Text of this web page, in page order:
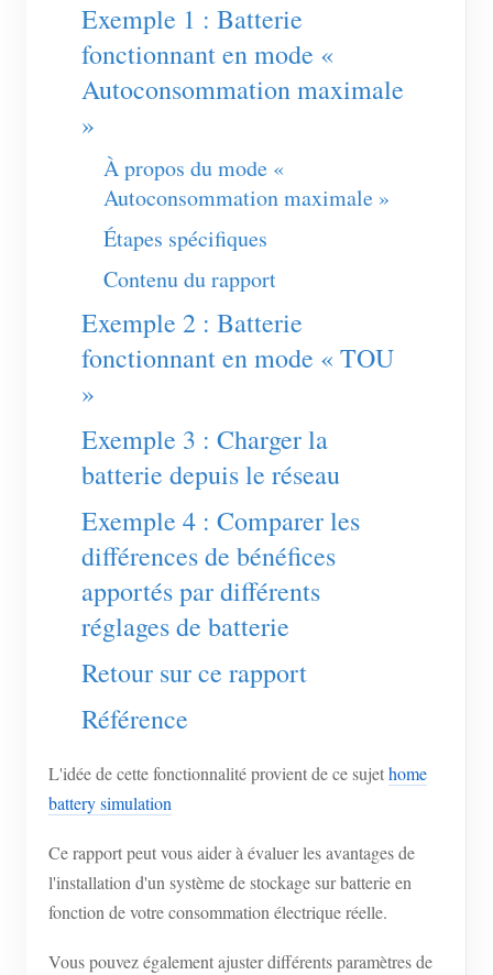
Applications
Moniteur d’énergie pour système solaire PV
Système de contrôle du chauffage PV
Domotique
Surveillance énergétique d’usine
Boutique
Démarrage rapide du produit
Documentation
Vidéo tutorielle
Actualités
Communauté
Forum
Explorer le site
Classement PV
Solutions
Contact
À propos de nous
Exemple 1 : Batterie
fonctionnant en mode «
Autoconsommation maximale
»
À propos du mode «
Autoconsommation maximale »
Étapes spécifiques
Contenu du rapport
Exemple 2 : Batterie
fonctionnant en mode « TOU
»
Exemple 3 : Charger la
batterie depuis le réseau
Exemple 4 : Comparer les
différences de bénéfices
apportés par différents
réglages de batterie
Retour sur ce rapport
Référence
L'idée de cette fonctionnalité provient de ce sujethome
battery simulation
Ce rapport peut vous aider à évaluer les avantages de
l'installation d'un système de stockage sur batterie en
fonction de votre consommation électrique réelle.
Vous pouvez également ajuster différents paramètres de